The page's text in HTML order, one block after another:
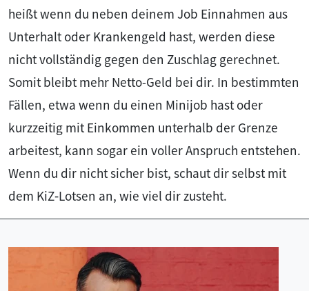
heißt wenn du neben deinem Job Einnahmen aus
Unterhalt oder Krankengeld hast, werden diese
nicht vollständig gegen den Zuschlag gerechnet.
Somit bleibt mehr Netto-Geld bei dir. In bestimmten
Fällen, etwa wenn du einen Minijob hast oder
kurzzeitig mit Einkommen unterhalb der Grenze
arbeitest, kann sogar ein voller Anspruch entstehen.
Wenn du dir nicht sicher bist, schaut dir selbst mit
dem KiZ‑Lotsen an, wie viel dir zusteht.